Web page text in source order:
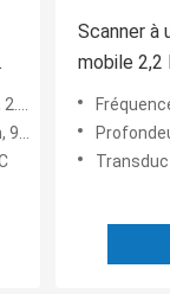
Scanner à
mobile 2,2